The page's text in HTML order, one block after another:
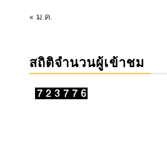
« ม.ค.
สถิติจำนวนผู้เข้าชม